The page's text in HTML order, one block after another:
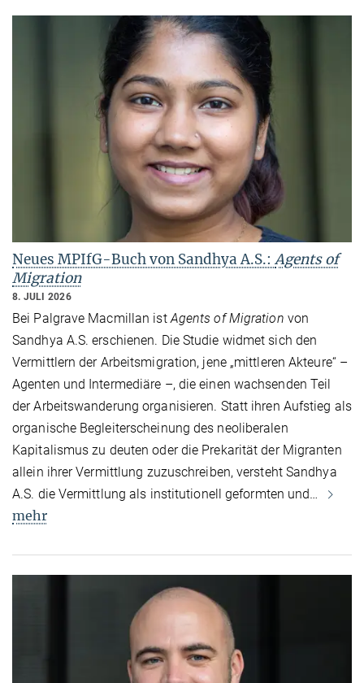
Neues MPIfG-Buch von Sandhya A.S.: Agents of
Migration
8. JULI 2026
Bei Palgrave Macmillan istAgents of Migration von
Sandhya A.S. erschienen. Die Studie widmet sich den
Vermittlern der Arbeitsmigration, jene „mittleren Akteure“ –
Agenten und Intermediäre –, die einen wachsenden Teil
der Arbeitswanderung organisieren. Statt ihren Aufstieg als
organische Begleiterscheinung des neoliberalen
Kapitalismus zu deuten oder die Prekarität der Migranten
allein ihrer Vermittlung zuzuschreiben, versteht Sandhya
A.S. die Vermittlung als institutionell geformten und…
mehr